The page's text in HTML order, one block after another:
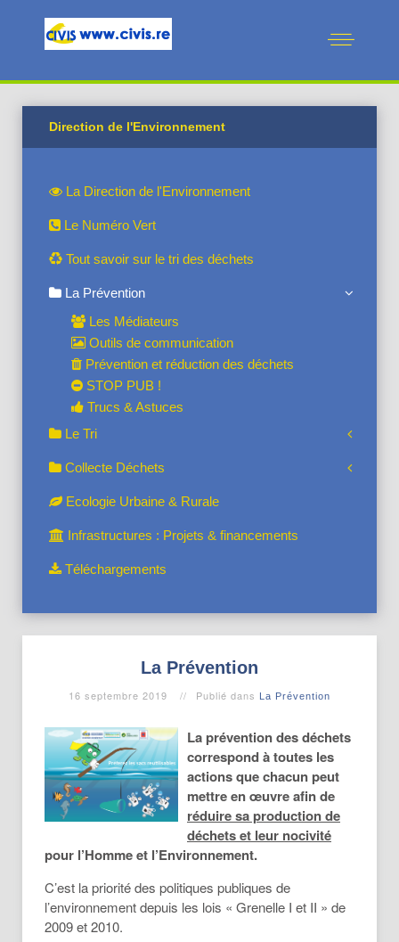
Direction de l'Environnement
La Direction de l'Environnement
Le Numéro Vert
Tout savoir sur le tri des déchets
La Prévention
Les Médiateurs
Outils de communication
Prévention et réduction des déchets
STOP PUB !
Trucs & Astuces
Le Tri
Collecte Déchets
Ecologie Urbaine & Rurale
Infrastructures : Projets & financements
Téléchargements
La Prévention
16 septembre 2019 Publié dans La Prévention
La prévention des déchets
correspond à toutes les
actions que chacun peut
mettre en œuvre afin de
réduire sa production de
déchets et leur nocivité
pour l’Homme et l’Environnement.
C’est la priorité des politiques publiques de
l’environnement depuis les lois « Grenelle I et II » de
2009 et 2010.